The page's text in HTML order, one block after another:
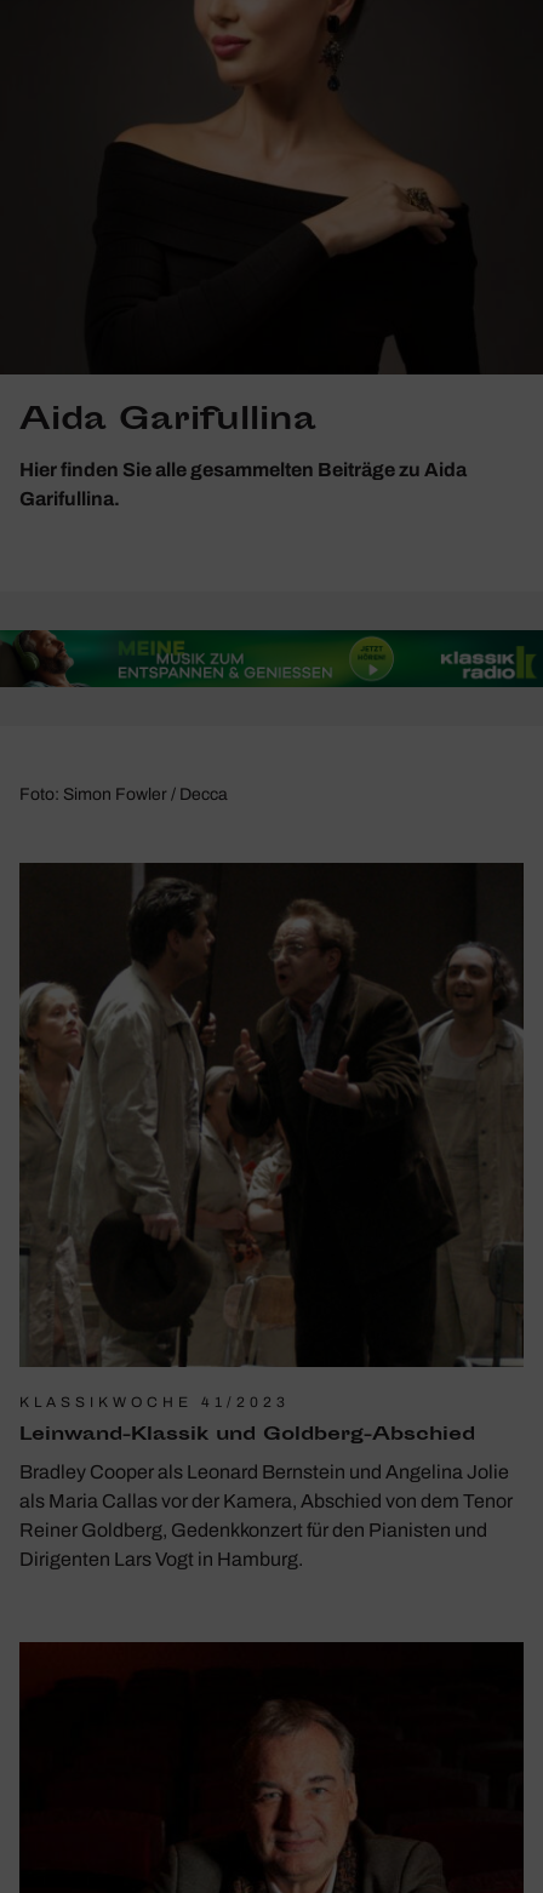
Aida Garifullina
Hier finden Sie alle gesammelten Beiträge zu Aida
Garifullina.
Foto: Simon Fowler / Decca
KLASSIKWOCHE 41/2023
Lein­wand-Klassik und Gold­berg-Abschied
Bradley Cooper als Leonard Bernstein und Angelina Jolie
als Maria Callas vor der Kamera, Abschied von dem Tenor
Reiner Goldberg, Gedenkkonzert für den Pianisten und
Dirigenten Lars Vogt in Hamburg.